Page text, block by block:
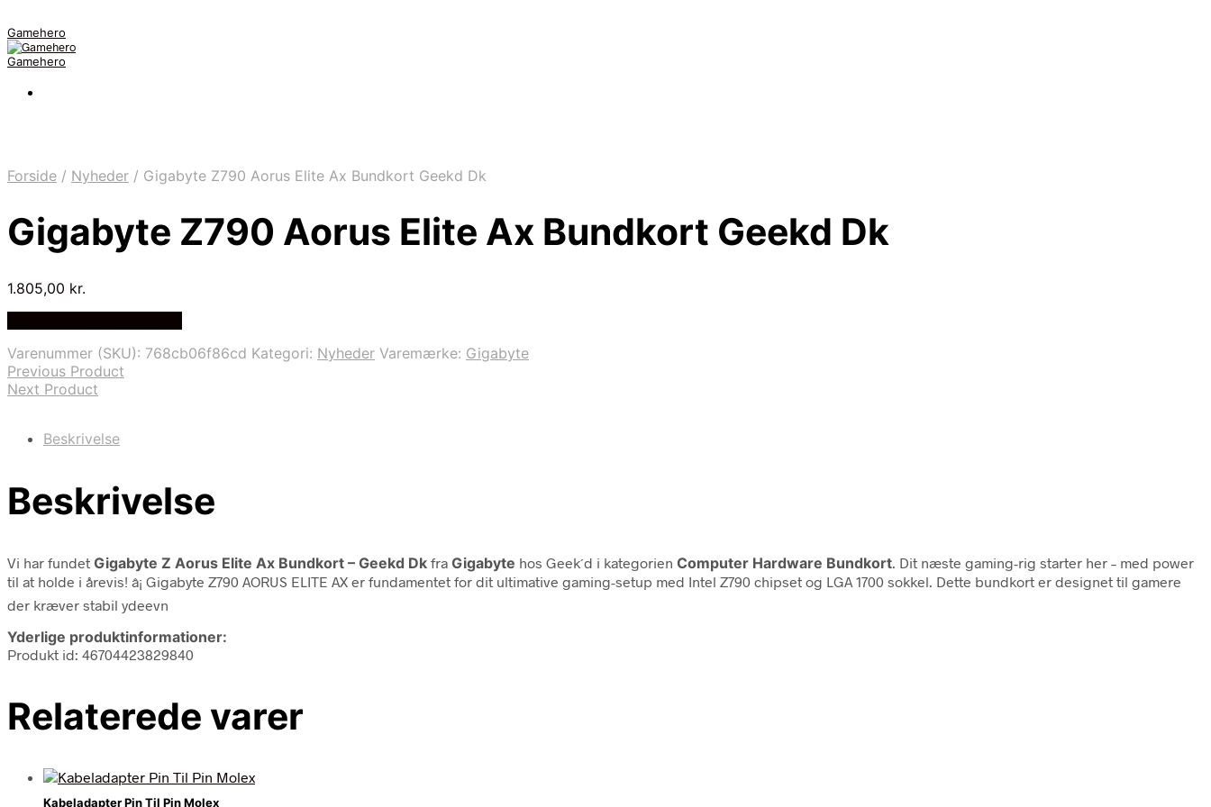
Gamehero
Gamehero
Forside / Nyheder / Gigabyte Z790 Aorus Elite Ax Bundkort Geekd Dk
Gigabyte Z790 Aorus Elite Ax Bundkort Geekd Dk
1.805,00 kr.
Varenummer (SKU): 768cb06f86cd Kategori: Nyheder Varemærke: Gigabyte
Previous Product
Next Product
Beskrivelse
Beskrivelse
Vi har fundet Gigabyte Z Aorus Elite Ax Bundkort – Geekd Dk fra Gigabyte hos Geek´d i kategorien Computer Hardware Bundkort . Dit næste gaming-rig starter her – med power
til at holde i årevis! â¡ Gigabyte Z790 AORUS ELITE AX er fundamentet for dit ultimative gaming-setup med Intel Z790 chipset og LGA 1700 sokkel. Dette bundkort er designet til gamere
der kræver stabil ydeevn
Yderlige produktinformationer:
Produkt id: 46704423829840
Relaterede varer
Kabeladapter Pin Til Pin Molex